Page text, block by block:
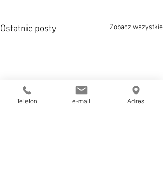
Ostatnie posty Zobacz wszystkie
Telefon e-mail Adres